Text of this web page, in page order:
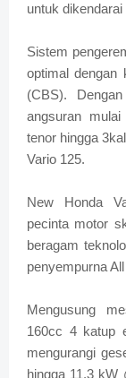
untuk
Sistem
optimal dengan
(CBS).
angsuran
tenor hingga
Vario 125.
New Honda
pecinta motor
beragam
penyempurna
Mengusung
160cc 4 katup
mengurangi
hingga 11,3 kW